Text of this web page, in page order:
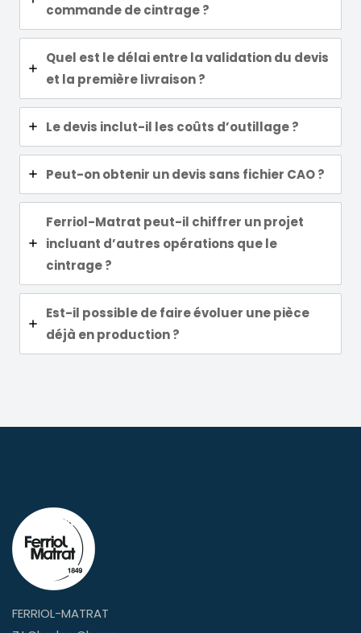
commande de cintrage ?
Quel est le délai entre la validation du devis
et la première livraison ?
Le devis inclut-il les coûts d’outillage ?
Peut-on obtenir un devis sans fichier CAO ?
Ferriol-Matrat peut-il chiffrer un projet
incluant d’autres opérations que le
cintrage ?
Est-il possible de faire évoluer une pièce
déjà en production ?
FERRIOL-MATRAT